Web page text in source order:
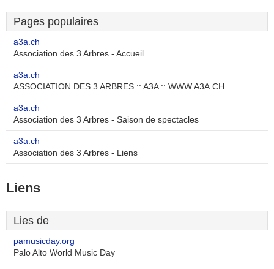
Pages populaires
a3a.ch
Association des 3 Arbres - Accueil
a3a.ch
ASSOCIATION DES 3 ARBRES :: A3A :: WWW.A3A.CH
a3a.ch
Association des 3 Arbres - Saison de spectacles
a3a.ch
Association des 3 Arbres - Liens
Liens
Lies de
pamusicday.org
Palo Alto World Music Day